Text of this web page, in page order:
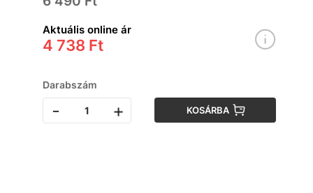
Aktuális online ár
4 738 Ft
Darabszám
- + KOSÁRBA